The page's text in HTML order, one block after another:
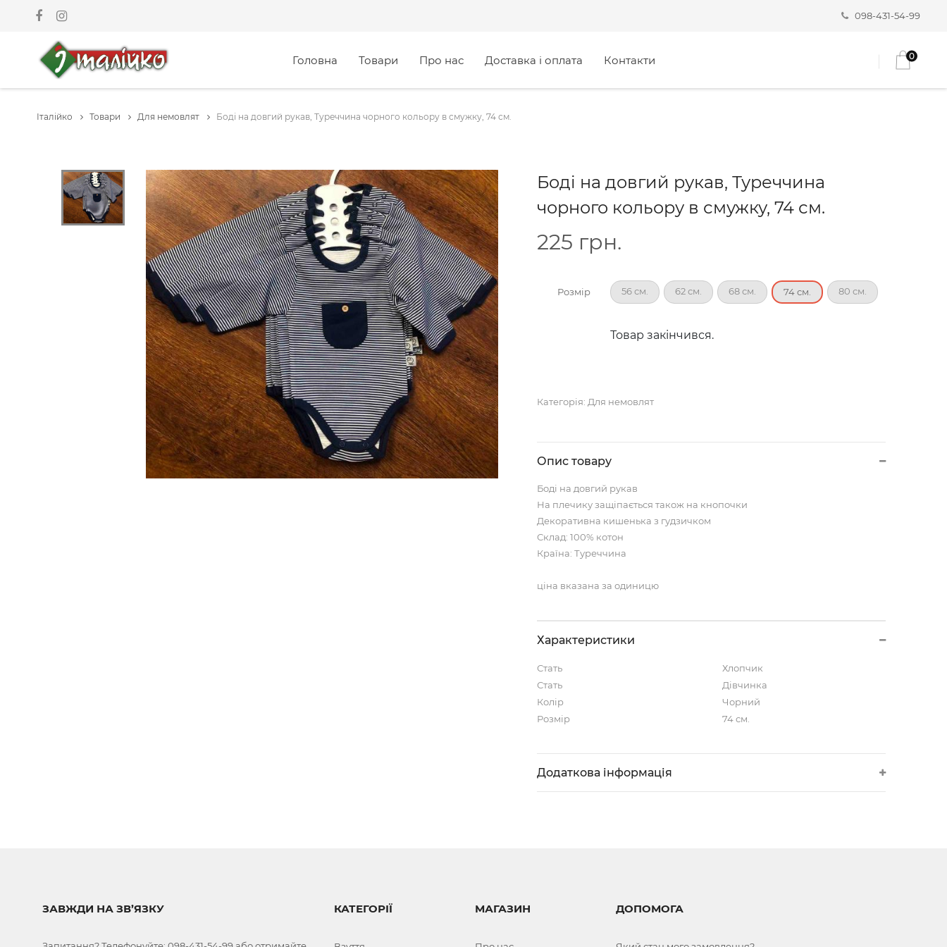
098-431-54-99
Головна Товари Про нас Доставка і оплата Контакти 0
Італійко Товари Для немовлят Боді на довгий рукав, Туреччина чорного кольору в смужку, 74 см.
Боді на довгий рукав, Туреччина
чорного кольору в смужку, 74 см.
225 грн.
Розмір 56 см. 62 см. 68 см. 74 см. 80 см.
Товар закінчився.
Категорія: Для немовлят
Опис товару
Боді на довгий рукав
На плечику защіпається також на кнопочки
Декоративна кишенька з гудзичком
Склад: 100% котон
Країна: Туреччина
ціна вказана за одиницю
Характеристики
Стать
Хлопчик
Стать
Дівчинка
Колір
Чорний
Розмір
74 см.
Додаткова інформація
ЗАВЖДИ НА ЗВ’ЯЗКУ КАТЕГОРІЇ МАГАЗИН ДОПОМОГА